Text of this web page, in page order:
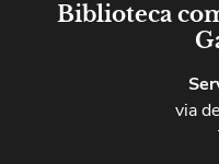
Biblioteca
via